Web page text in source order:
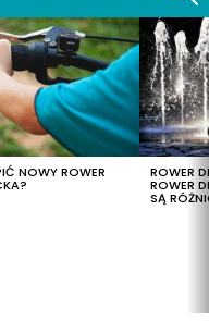
NOWY ROWER ROWER
ROWER
SĄ